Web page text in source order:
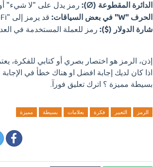
الدائرة المقطوعة (∅): رمز يدل على "لا شيء"
الحرف "W" في بعض السياقات: قد يرمز إلى "Wi-Fi" أو "الغرب" حسب الاستخدام.
شارة الدولار ($): رمز للعملة المستخدمة في
إذن، الرمز هو اختصار بصري أو كتابي للفكرة،
اذا كان لديك إجابة افضل او هناك خطأ في
بسيطة مميزة ؟ اترك تعليق فورآ.
الرمز التعبير فكرة بعلامات بسيطة مميزة